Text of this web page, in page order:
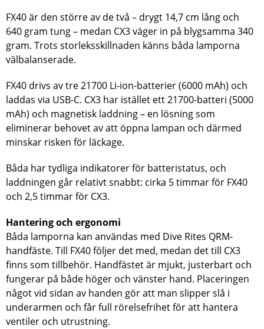
FX40 är den större av de två – drygt 14,7 cm lång och
640 gram tung – medan CX3 väger in på blygsamma 340
gram. Trots storleksskillnaden känns båda lamporna
välbalanserade.
FX40 drivs av tre 21700 Li-ion-batterier (6000 mAh) och
laddas via USB-C. CX3 har istället ett 21700-batteri (5000
mAh) och magnetisk laddning – en lösning som
eliminerar behovet av att öppna lampan och därmed
minskar risken för läckage.
Båda har tydliga indikatorer för batteristatus, och
laddningen går relativt snabbt: cirka 5 timmar för FX40
och 2,5 timmar för CX3.
Hantering och ergonomi
Båda lamporna kan användas med Dive Rites QRM-
handfäste. Till FX40 följer det med, medan det till CX3
finns som tillbehör. Handfästet är mjukt, justerbart och
fungerar på både höger och vänster hand. Placeringen
något vid sidan av handen gör att man slipper slå i
underarmen och får full rörelsefrihet för att hantera
ventiler och utrustning.